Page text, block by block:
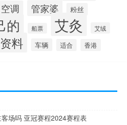
空调 管家婆 粉丝
的 船票 艾灸 艾绒
资料 车辆 适合 香港
场吗 亚冠赛程2024赛程表